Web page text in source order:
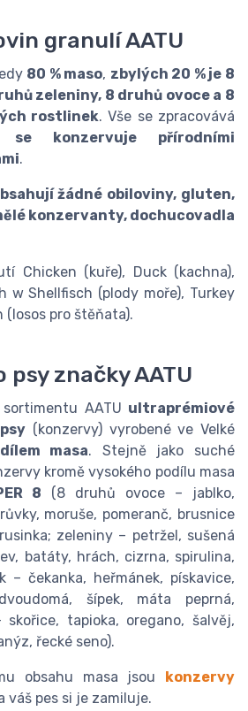
granulí AATU
80 % maso, zbylých 20 % je 8
zeleniny, 8 druhů ovoce a 8
rostlinek. Vše se zpracovává
se konzervuje přírodními
.
žádné obiloviny, gluten,
konzervanty, dochucovadla
Chicken (kuře), Duck (kachna),
w Shellfisch (plody moře), Turkey
(losos pro štěňata).
psy značky AATU
AATU ultraprémiové
(konzervy) vyrobené ve Velké
masa. Stejně jako suché
kromě vysokého podílu masa
8 (8 druhů ovoce – jablko,
moruše, pomeranč, brusnice
zeleniny – petržel, sušená
batáty, hrách, cizrna, spirulina,
– čekanka, heřmánek, pískavice,
šípek, máta peprná,
tapioka, oregano, šalvěj,
řecké seno).
obsahu masa jsou konzervy
váš pes si je zamiluje.